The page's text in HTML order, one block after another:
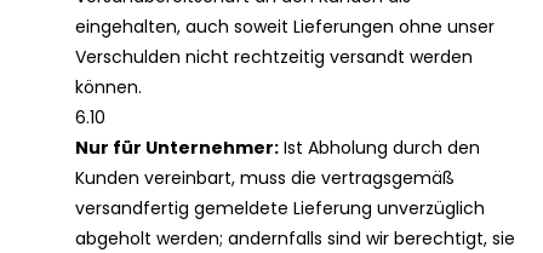
eingehalten, auch soweit Lieferungen ohne unser
Verschulden nicht rechtzeitig versandt werden
können.
6.10
Nur für Unternehmer: Ist Abholung durch den
Kunden vereinbart, muss die vertragsgemäß
versandfertig gemeldete Lieferung unverzüglich
abgeholt werden; andernfalls sind wir berechtigt, sie